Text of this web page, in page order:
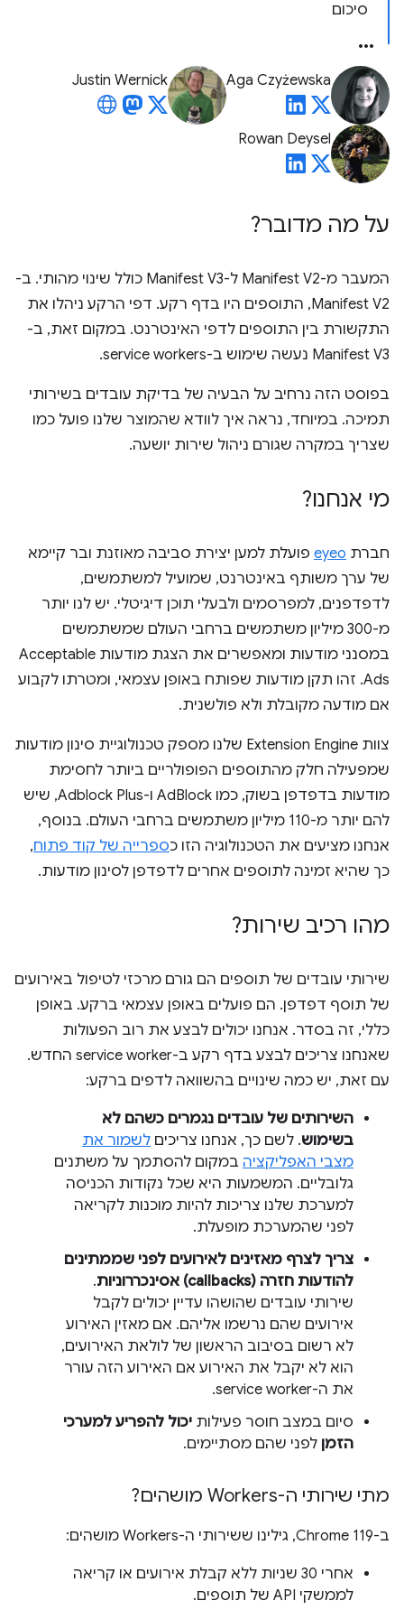
סיכום
Aga Czyżewska
Justin Wernick
Rowan Deysel
על מה מדובר?
המעבר מ-Manifest V2 ל-Manifest V3 כולל שינוי מהותי. ב-
Manifest V2, התוספים היו בדף רקע. דפי הרקע ניהלו את
התקשורת בין התוספים לדפי האינטרנט. במקום זאת, ב-
Manifest V3 נעשה שימוש ב-service workers.
בפוסט הזה נרחיב על הבעיה של בדיקת עובדים בשירותי
תמיכה. במיוחד, נראה איך לוודא שהמוצר שלנו פועל כמו
שצריך במקרה שגורם ניהול שירות יושעה.
מי אנחנו?
חברת eyeo פועלת למען יצירת סביבה מאוזנת ובר קיימא
של ערך משותף באינטרנט, שמועיל למשתמשים,
לדפדפנים, למפרסמים ולבעלי תוכן דיגיטלי. יש לנו יותר
מ-300 מיליון משתמשים ברחבי העולם שמשתמשים
במסנני מודעות ומאפשרים את הצגת מודעות Acceptable
Ads. זהו תקן מודעות שפותח באופן עצמאי, ומטרתו לקבוע
אם מודעה מקובלת ולא פולשנית.
צוות Extension Engine שלנו מספק טכנולוגיית סינון מודעות
שמפעילה חלק מהתוספים הפופולריים ביותר לחסימת
מודעות בדפדפן בשוק, כמו AdBlock ו-Adblock Plus, שיש
להם יותר מ-110 מיליון משתמשים ברחבי העולם. בנוסף,
אנחנו מציעים את הטכנולוגיה הזו כספרייה של קוד פתוח,
כך שהיא זמינה לתוספים אחרים לדפדפן לסינון מודעות.
מהו רכיב שירות?
שירותי עובדים של תוספים הם גורם מרכזי לטיפול באירועים
של תוסף דפדפן. הם פועלים באופן עצמאי ברקע. באופן
כללי, זה בסדר. אנחנו יכולים לבצע את רוב הפעולות
שאנחנו צריכים לבצע בדף רקע ב-service worker החדש.
עם זאת, יש כמה שינויים בהשוואה לדפים ברקע:
השירותים של עובדים נגמרים כשהם לא
בשימוש. לשם כך, אנחנו צריכים לשמור את
מצבי האפליקציה במקום להסתמך על משתנים
גלובליים. המשמעות היא שכל נקודות הכניסה
למערכת שלנו צריכות להיות מוכנות לקריאה
לפני שהמערכת מופעלת.
צריך לצרף מאזינים לאירועים לפני שממתינים
להודעות חזרה (callbacks) אסינכררוניות
.
שירותי עובדים שהושהו עדיין יכולים לקבל
אירועים שהם נרשמו אליהם. אם מאזין האירוע
לא רשום בסיבוב הראשון של לולאת האירועים,
הוא לא יקבל את האירוע אם האירוע הזה עורר
את ה-service worker.
סיום במצב חוסר פעילות יכול להפריע למערכי
הזמן לפני שהם מסתיימים.
מתי שירותי ה-Workers מושהים?
ב-Chrome 119, גילינו ששירותי ה-Workers מושהים:
אחרי 30 שניות ללא קבלת אירועים או קריאה
לממשקי API של תוספים.